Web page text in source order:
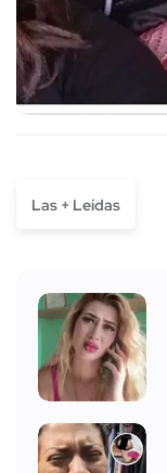
Las + Leídas